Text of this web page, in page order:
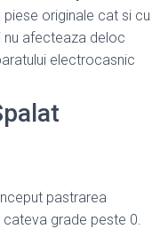
originale cat si cu
nu afecteaza deloc
electrocasnic
pastrarea
grade peste 0.